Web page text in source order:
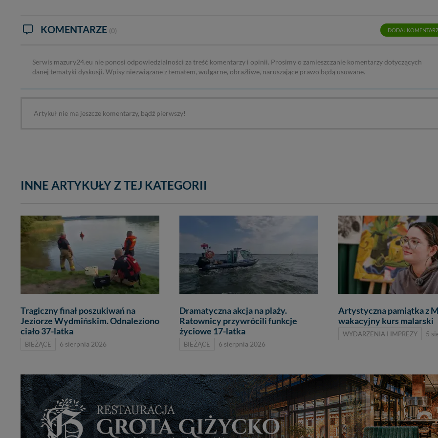
KOMENTARZE (0) DODAJ
Serwis mazury24.eu nie ponosi odpowiedzialności za treść komentarzy i opinii. Prosimy o zamieszczanie komentarzy dotyczących
danej tematyki dyskusji. Wpisy niezwiązane z tematem, wulgarne, obraźliwe, naruszające prawo będą usuwane.
Artykuł nie ma jeszcze komentarzy, bądź pierwszy!
INNE ARTYKUŁY Z TEJ KATEGORII
Tragiczny finał poszukiwań na
Jeziorze Wydmińskim. Odnaleziono
ciało 37-latka
BIEŻĄCE 6 sierpnia 2026
Dramatyczna akcja na plaży.
Ratownicy przywrócili funkcje
życiowe 17-latka
BIEŻĄCE 6 sierpnia 2026
Artystyczna pamiątka z
wakacyjny kurs malarski
WYDARZENIA I IMPREZY 5